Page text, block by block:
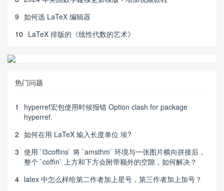
        Abstract：
        Key words:
    \section{\noindent 引言}
    \section{算法仿真}
    \section{总结}
    \section*{参考文献}
\end{document}
9 如何选 LaTeX 编辑器
10 LaTeX 排版的《线性代数的艺术》
热门问题
1
hyperref宏包使用时候报错 Option clash for package
hyperref.
2 如何在用 LaTeX 输入长度单位 埃?
3 使用 `l3coffins` 将 `amsthm` 环境与一张图片横向拼接后，
整个 `coffin` 上方和下方会附带额外的空隙，如何解决？
4 latex 中怎么样给第二作者加上星号，第三作者加上加号？